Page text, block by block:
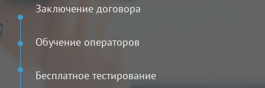
Заключение договора
Обучение операторов
Бесплатное тестирование